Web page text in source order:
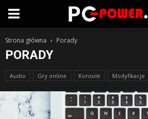
Strona główna Porady
PORADY
Audio Gry online Konsole Modyfikacje